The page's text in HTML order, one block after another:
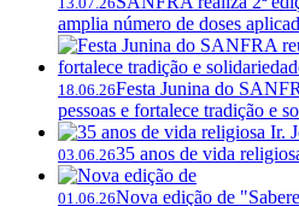
amplia número de doses
18.06.26Festa Junina do
pessoas e fortalece tradição e
03.06.2635 anos de vida
01.06.26Nova edição de